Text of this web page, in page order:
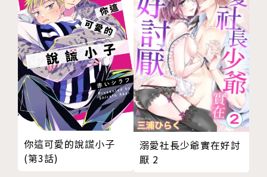
你這可愛的說謊小子
(第3話)
溺愛社長少爺實在好討
厭 2